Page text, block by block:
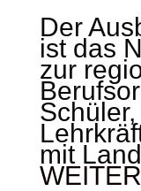
Der
ist das
zur
mit